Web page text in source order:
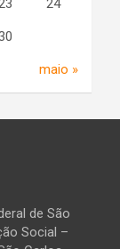
24
maio »
de São
Social –